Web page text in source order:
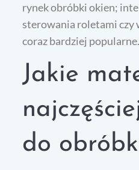
rynek obróbki okien;
sterowania roletami czy
coraz bardziej popularne.
Jakie
do